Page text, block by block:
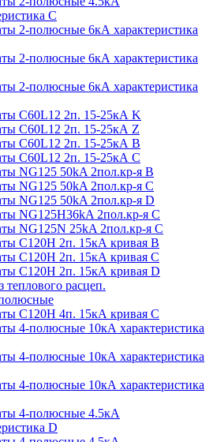
С
2-полюсные 6кА характеристика
2-полюсные 6кА характеристика
2-полюсные 6кА характеристика
C60L12 2п. 15-25кА K
C60L12 2п. 15-25кА Z
C60L12 2п. 15-25кА B
C60L12 2п. 15-25кА C
NG125 50kA 2пол.кр-я B
NG125 50kA 2пол.кр-я C
NG125 50kA 2пол.кр-я D
NG125H36kA 2пол.кр-я C
NG125N 25kA 2пол.кр-я C
С120H 2п. 15кА кривая B
С120H 2п. 15кА кривая C
С120H 2п. 15кА кривая D
теплового расцеп.
С120H 4п. 15кА кривая C
4-полюсные 10кА характеристика
4-полюсные 10кА характеристика
4-полюсные 10кА характеристика
4-полюсные 4.5кА
D